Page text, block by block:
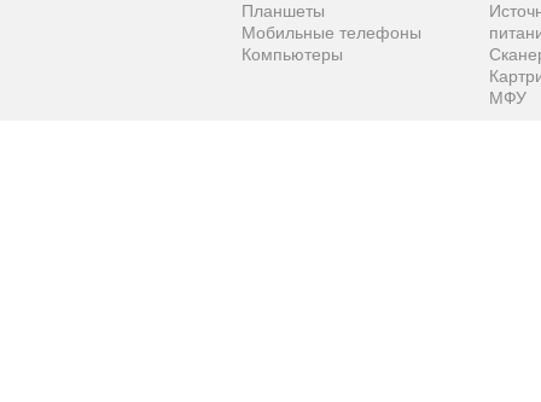
Планшеты
Мобильные телефоны
Компьютеры
МФУ